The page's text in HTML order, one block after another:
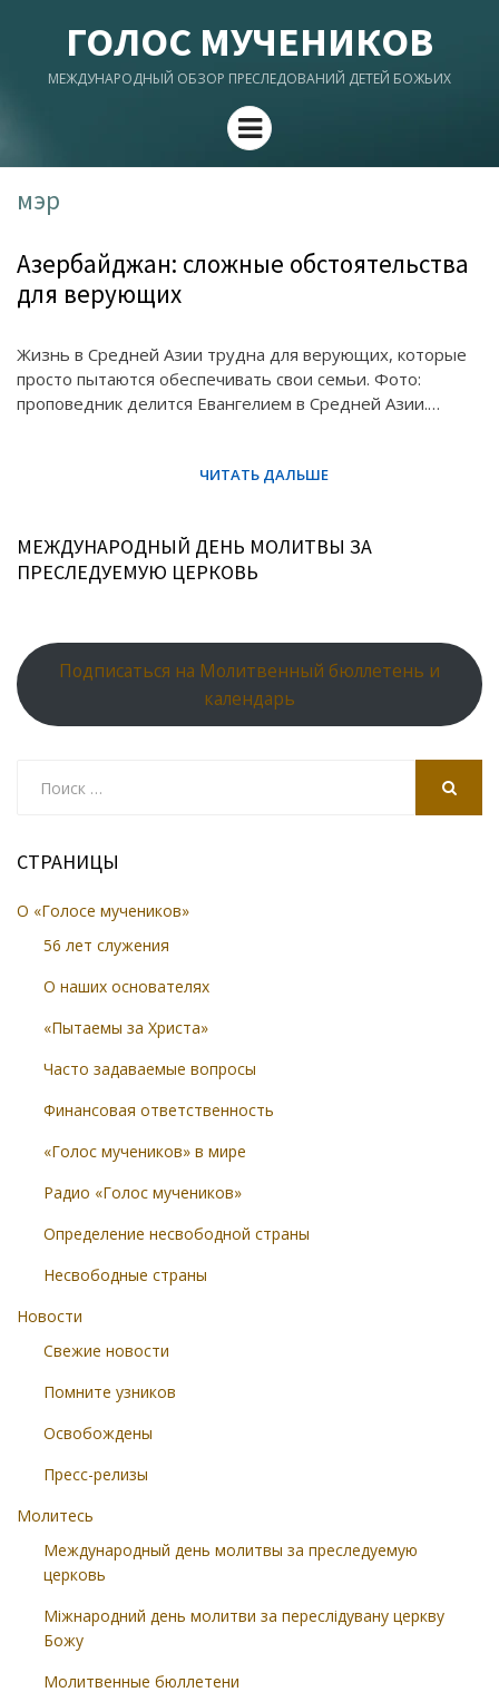
ГОЛОС МУЧЕНИКОВ
МЕЖДУНАРОДНЫЙ ОБЗОР ПРЕСЛЕДОВАНИЙ ДЕТЕЙ БОЖЬИХ
Menu
мэр
Азербайджан: сложные обстоятельства
для верующих
Жизнь в Средней Азии трудна для верующих, которые
просто пытаются обеспечивать свои семьи. Фото:
проповедник делится Евангелием в Средней Азии.…
МЕЖДУНАРОДНЫЙ ДЕНЬ МОЛИТВЫ ЗА
ПРЕСЛЕДУЕМУЮ ЦЕРКОВЬ
Подписаться на Молитвенный бюллетень и
календарь
СТРАНИЦЫ
О «Голосе мучеников»
56 лет служения
О наших основателях
«Пытаемы за Христа»
Часто задаваемые вопросы
Финансовая ответственность
«Голос мучеников» в мире
Радио «Голос мучеников»
Определение несвободной страны
Несвободные страны
Новости
Свежие новости
Помните узников
Освобождены
Пресс-релизы
Молитесь
Международный день молитвы за преследуемую
церковь
Міжнародний день молитви за переслідувану церкву
Божу
Молитвенные бюллетени